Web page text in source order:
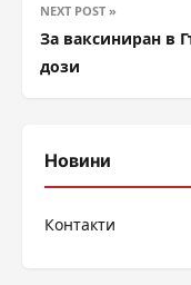
NEXT POST »
За ваксиниран в
дози
Новини
Контакти